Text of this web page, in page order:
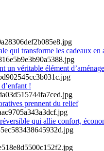
qui transforme les cadeaux en
un véritable élément
!
prennent du relief
qui allie confort,